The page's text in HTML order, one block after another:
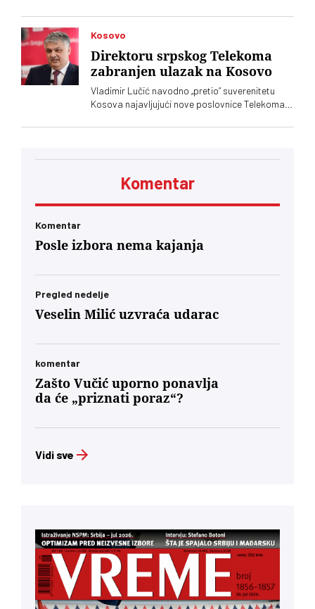
Kosovo
Direktoru srpskog Telekoma
zabranjen ulazak na Kosovo
Vladimir Lučić navodno „pretio“ suverenitetu
Kosova najavljujući nove poslovnice Telekoma
Komentar
Komentar
Posle izbora nema kajanja
Pregled nedelje
Veselin Milić uzvraća udarac
komentar
Zašto Vučić uporno ponavlja
da će „priznati poraz“?
Vidi sve